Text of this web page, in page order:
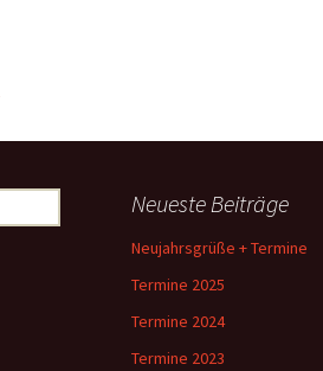
Neueste Beiträge
Neujahrsgrüße + Termine
Termine 2025
Termine 2024
Termine 2023